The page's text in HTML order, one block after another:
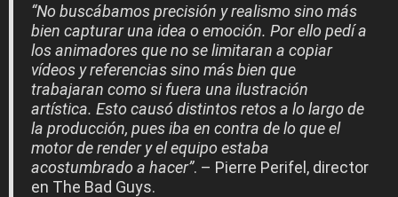
“No buscábamos precisión y realismo sino más
bien capturar una idea o emoción. Por ello pedí a
los animadores que no se limitaran a copiar
vídeos y referencias sino más bien que
trabajaran como si fuera una ilustración
artística. Esto causó distintos retos a lo largo de
la producción, pues iba en contra de lo que el
motor de render y el equipo estaba
acostumbrado a hacer”. – Pierre Perifel, director
en The Bad Guys.